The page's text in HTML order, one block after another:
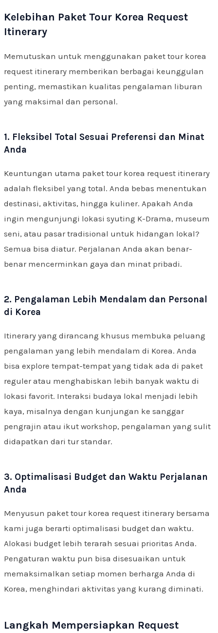
Kelebihan Paket Tour Korea Request
Itinerary
Memutuskan untuk menggunakan paket tour korea
request itinerary memberikan berbagai keunggulan
penting, memastikan kualitas pengalaman liburan
yang maksimal dan personal.
1. Fleksibel Total Sesuai Preferensi dan Minat
Anda
Keuntungan utama paket tour korea request itinerary
adalah fleksibel yang total. Anda bebas menentukan
destinasi, aktivitas, hingga kuliner. Apakah Anda
ingin mengunjungi lokasi syuting K-Drama, museum
seni, atau pasar tradisional untuk hidangan lokal?
Semua bisa diatur. Perjalanan Anda akan benar-
benar mencerminkan gaya dan minat pribadi.
2. Pengalaman Lebih Mendalam dan Personal
di Korea
Itinerary yang dirancang khusus membuka peluang
pengalaman yang lebih mendalam di Korea. Anda
bisa explore tempat-tempat yang tidak ada di paket
reguler atau menghabiskan lebih banyak waktu di
lokasi favorit. Interaksi budaya lokal menjadi lebih
kaya, misalnya dengan kunjungan ke sanggar
pengrajin atau ikut workshop, pengalaman yang sulit
didapatkan dari tur standar.
3. Optimalisasi Budget dan Waktu Perjalanan
Anda
Menyusun paket tour korea request itinerary bersama
kami juga berarti optimalisasi budget dan waktu.
Alokasi budget lebih terarah sesuai prioritas Anda.
Pengaturan waktu pun bisa disesuaikan untuk
memaksimalkan setiap momen berharga Anda di
Korea, menghindari aktivitas yang kurang diminati.
Langkah Mempersiapkan Request